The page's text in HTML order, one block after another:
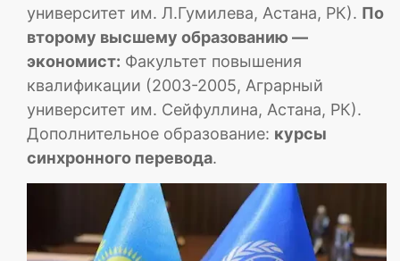
университет им. Л.Гумилева, Астана, РК). По
второму высшему образованию —
экономист: Факультет повышения
квалификации (2003-2005, Аграрный
университет им. Сейфуллина, Астана, РК).
Дополнительное образование: курсы
синхронного перевода.